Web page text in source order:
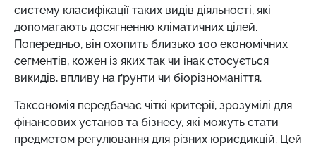
систему класифікації таких видів діяльності, які
допомагають досягненню кліматичних цілей.
Попередньо, він охопить близько 100 економічних
сегментів, кожен із яких так чи інак стосується
викидів, впливу на ґрунти чи біорізноманіття.
Таксономія передбачає чіткі критерії, зрозумілі для
фінансових установ та бізнесу, які можуть стати
предметом регулювання для різних юрисдикцій. Цей